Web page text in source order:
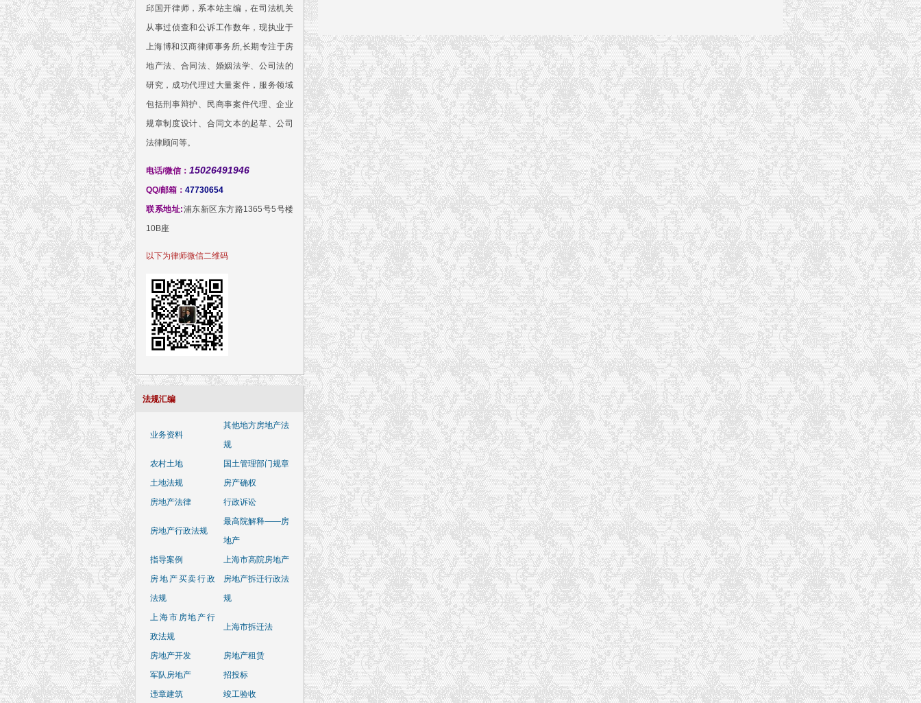
邱国开律师，系本站主编，在司法机关
从事过侦查和公诉工作数年，现执业于
上海博和汉商律师事务所,长期专注于房
地产法、合同法、婚姻法学、公司法的
研究，成功代理过大量案件，服务领域
包括刑事辩护、民商事案件代理、企业
规章制度设计、合同文本的起草、公司
法律顾问等。
电话/微信： 15026491946
QQ/邮箱： 47730654
联系地址:浦东新区东方路1365号5号楼
10B座
以下为律师微信二维码
法规汇编
业务资料
其他地方房地产法
规
农村土地
国土管理部门规章
土地法规
房产确权
房地产法律
行政诉讼
房地产行政法规
最高院解释——房
地产
指导案例
上海市高院房地产
房地产买卖行政
法规
房地产拆迁行政法
规
上海市房地产行
政法规
上海市拆迁法
房地产开发
房地产租赁
军队房地产
招投标
违章建筑
竣工验收